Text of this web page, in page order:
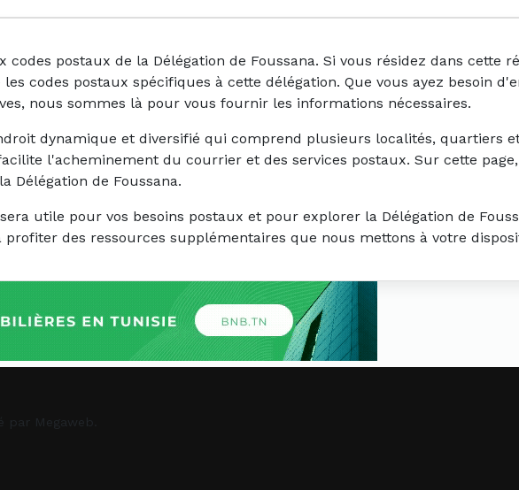
codes postaux de la Délégation de Foussana. Si vous résidez dans cette
codes postaux spécifiques à cette délégation. Que vous ayez besoin
nous sommes là pour vous fournir les informations nécessaires.
dynamique et diversifié qui comprend plusieurs localités, quartiers
l'acheminement du courrier et des services postaux. Sur cette
Délégation de Foussana.
utile pour vos besoins postaux et pour explorer la Délégation de
des ressources supplémentaires que nous mettons à votre
par Megaweb